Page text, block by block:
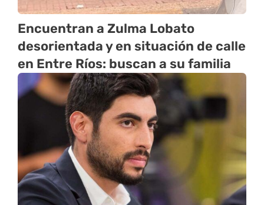
Encuentran a Zulma Lobato
desorientada y en situación de calle
en Entre Ríos: buscan a su familia